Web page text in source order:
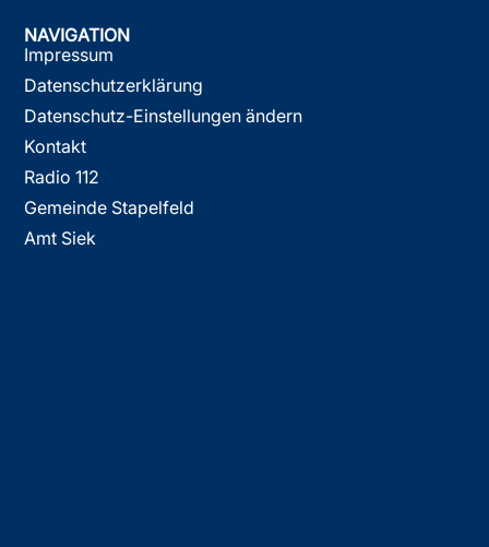
NAVIGATION
Impressum
Datenschutzerklärung
Datenschutz-Einstellungen ändern
Kontakt
Radio 112
Gemeinde Stapelfeld
Amt Siek